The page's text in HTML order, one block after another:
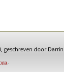
geschreven door
.